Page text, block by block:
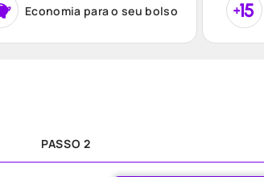
Economia para o seu bolso
PASSO 2